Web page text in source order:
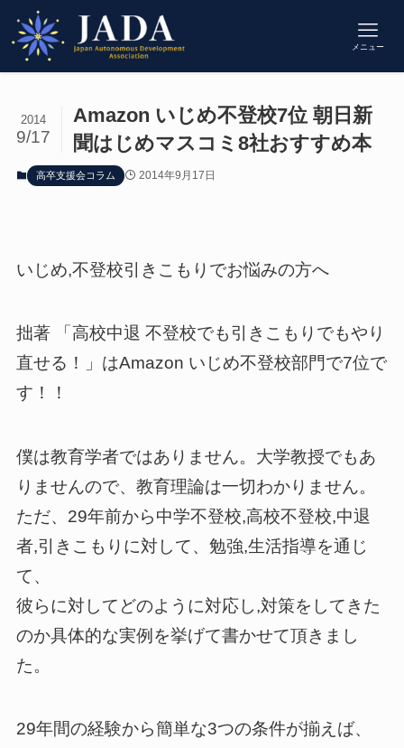
メニュー
Amazon いじめ不登校7位 朝日新
聞はじめマスコミ8社おすすめ本
2014
9/17
高卒支援会コラム 2014年9月17日
いじめ,不登校引きこもりでお悩みの方へ
拙著 「高校中退 不登校でも引きこもりでもやり
直せる！」はAmazon いじめ不登校部門で7位で
す！！
僕は教育学者ではありません。大学教授でもあ
りませんので、教育理論は一切わかりません。
ただ、29年前から中学不登校,高校不登校,中退
者,引きこもりに対して、勉強,生活指導を通じ
て、
彼らに対してどのように対応し,対策をしてきた
のか具体的な実例を挙げて書かせて頂きまし
た。
29年間の経験から簡単な3つの条件が揃えば、